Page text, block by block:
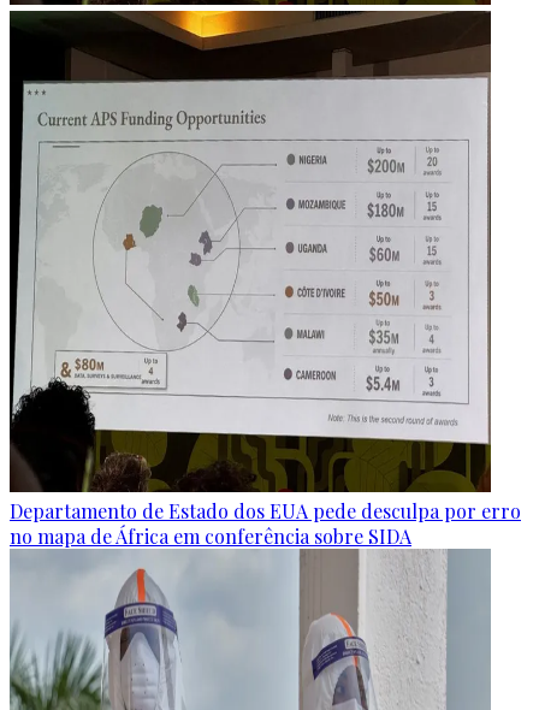
Departamento de Estado dos EUA pede desculpa por erro
no mapa de África em conferência sobre SIDA